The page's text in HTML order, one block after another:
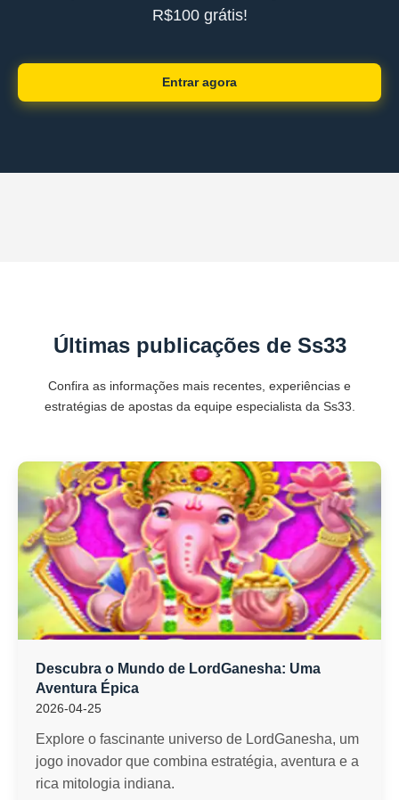
R$100 grátis!
Entrar agora
Últimas publicações de Ss33
Confira as informações mais recentes, experiências e
estratégias de apostas da equipe especialista da Ss33.
Descubra o Mundo de LordGanesha: Uma
Aventura Épica
2026-04-25
Explore o fascinante universo de LordGanesha, um
jogo inovador que combina estratégia, aventura e a
rica mitologia indiana.